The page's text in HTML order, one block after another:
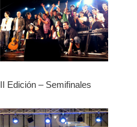
II Edición – Semifinales